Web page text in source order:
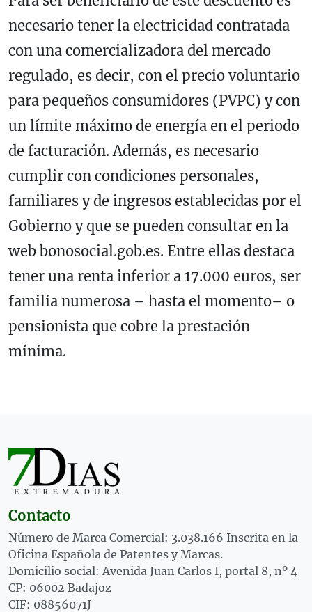
necesario tener la electricidad contratada
con una comercializadora del mercado
regulado, es decir, con el precio voluntario
para pequeños consumidores (PVPC) y con
un límite máximo de energía en el periodo
de facturación. Además, es necesario
cumplir con condiciones personales,
familiares y de ingresos establecidas por el
Gobierno y que se pueden consultar en la
web bonosocial.gob.es. Entre ellas destaca
tener una renta inferior a 17.000 euros, ser
familia numerosa – hasta el momento– o
pensionista que cobre la prestación
mínima.
Contacto
Número de Marca Comercial: 3.038.166 Inscrita en la
Oficina Española de Patentes y Marcas.
Domicilio social: Avenida Juan Carlos I, portal 8, nº 4
CP: 06002 Badajoz
CIF: 08856071J